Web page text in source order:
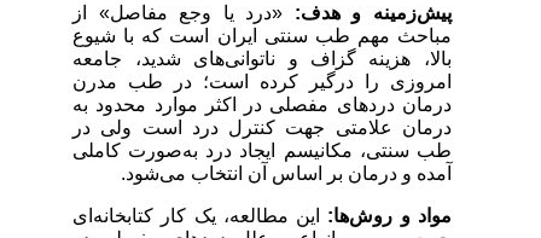
پیش‌زمینه و هدف: «درد یا وجع مفاصل» از
مباحث مهم طب سنتی ایران است که با شیوع
بالا، هزینه گزاف و ناتوانی‌های شدید، جامعه
امروزی را درگیر کرده است؛در طب مدرن
درمان دردهای مفصلی در اکثر موارد محدود به
درمان علامتی جهت کنترل درد است ولی در
طب سنتی، مکانیسم ایجاد درد به‌صورت کاملی
آمده و درمان بر اساس آن انتخاب می‌شود.
مواد و روش‌ها:این مطالعه، یک کار کتابخانه‌ای